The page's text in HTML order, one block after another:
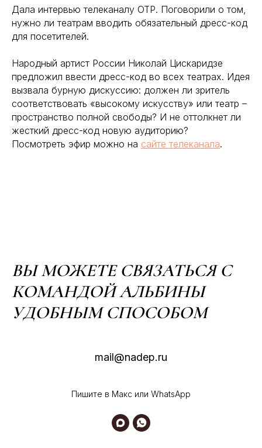
Дала интервью телеканалу ОТР. Поговорили о том,
нужно ли театрам вводить обязательный дресс-код
для посетителей.
Народный артист России Николай Цискаридзе
предложил ввести дресс-код во всех театрах. Идея
вызвала бурную дискуссию: должен ли зритель
соответствовать «высокому искусству» или театр –
пространство полной свободы? И не оттолкнет ли
жесткий дресс-код новую аудиторию?
Посмотреть эфир можно на сайте телеканала.
ВЫ МОЖЕТЕ СВЯЗАТЬСЯ С
КОМАНДОЙ АЛЬБИНЫ
УДОБНЫМ СПОСОБОМ
mail@nadep.ru
Пишите в Макс или WhatsApp